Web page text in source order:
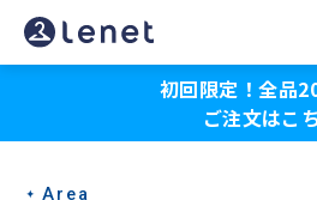
御
茶
水
初回限定！全品
ご注文はこ
Area